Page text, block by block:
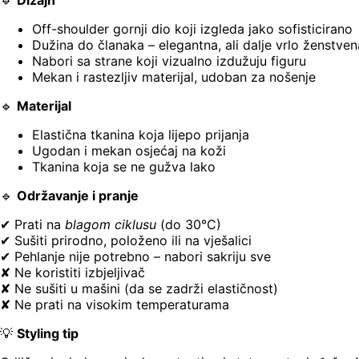
Off-shoulder gornji dio koji izgleda jako sofisticirano
Dužina do članaka – elegantna, ali dalje vrlo
Nabori sa strane koji vizualno izdužuju figuru
Mekan i rastezljiv materijal, udoban za nošenje
🔹 Materijal
Elastična tkanina koja lijepo prijanja
Ugodan i mekan osjećaj na koži
Tkanina koja se ne gužva lako
🔹 Održavanje i pranje
✔ Prati na blagom ciklusu (do 30°C)
✔ Sušiti prirodno, položeno ili na vješalici
✔ Pehlanje nije potrebno – nabori sakriju sve
✘ Ne koristiti izbjeljivač
✘ Ne sušiti u mašini (da se zadrži elastičnost)
✘ Ne prati na visokim temperaturama
💡 Styling tip